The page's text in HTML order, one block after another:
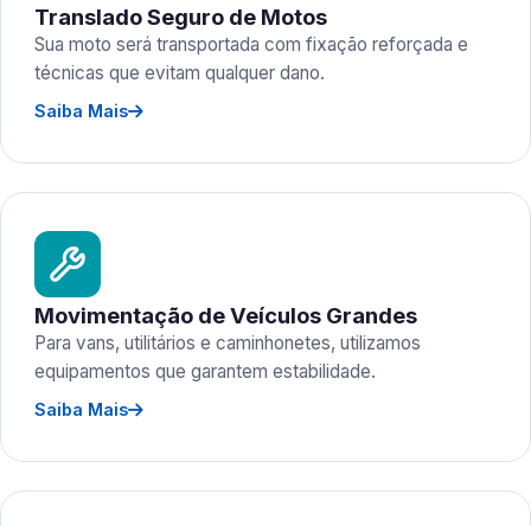
Translado Seguro de Motos
Sua moto será transportada com fixação reforçada e
técnicas que evitam qualquer dano.
Saiba Mais
Movimentação de Veículos Grandes
Para vans, utilitários e caminhonetes, utilizamos
equipamentos que garantem estabilidade.
Saiba Mais